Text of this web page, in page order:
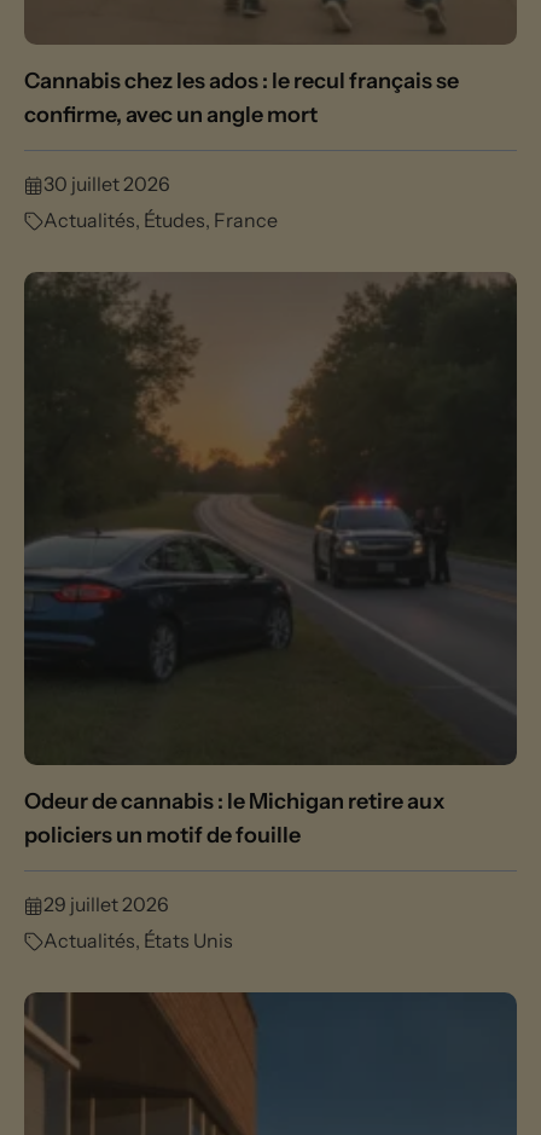
Cannabis chez les ados : le recul français se
confirme, avec un angle mort
30 juillet 2026
Actualités, Études, France
Odeur de cannabis : le Michigan retire aux
policiers un motif de fouille
29 juillet 2026
Actualités, États Unis